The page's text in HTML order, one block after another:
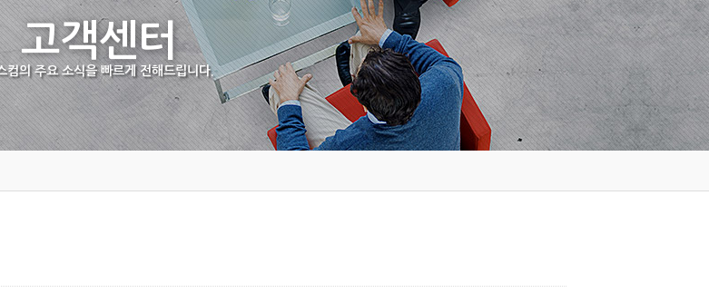
품질보증 시화공장
안성공장
여수공장
무석법인
강문법인
채용안내
채용FAQ
소식지
고객센터
컴의 주요 소식을 빠르게 전해드립니다.